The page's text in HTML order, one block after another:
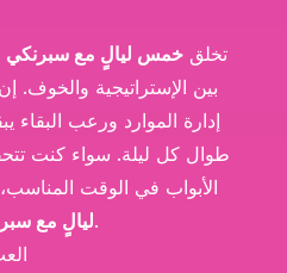
تخلق خمس ليالٍ مع سبرنكي
بين الإستراتيجية والخوف.
إدارة الموارد ورعب البقاء
طوال كل ليلة. سواء كنت
الأبواب في الوقت
ليالٍ معمليئة بالتوتر والرعب.